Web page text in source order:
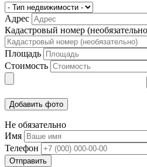
Адрес
Кадастровый номер
Площадь
Стоимость
Не обязательно
Имя
Телефон
Отправить